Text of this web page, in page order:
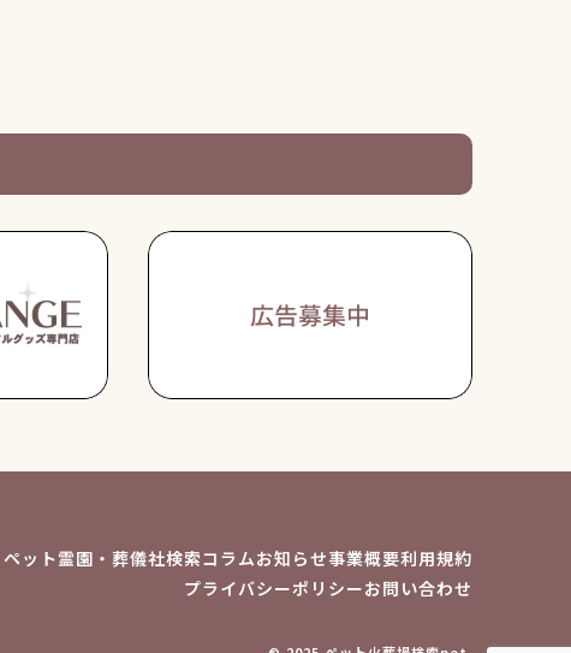
ペット霊園・葬儀社検索コラムお知らせ事業概要利用規約
プライバシーポリシーお問い合わせ